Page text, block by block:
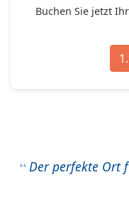
Buchen Sie jetzt
Der perfekte Ort